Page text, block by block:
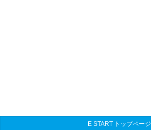
E START トップページ